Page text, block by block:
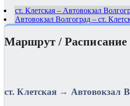
ст. Клетская – Автовокзал
Автовокзал Волгоград – ст.
Маршрут / Расписание
ст. Клетская → Автовокзал